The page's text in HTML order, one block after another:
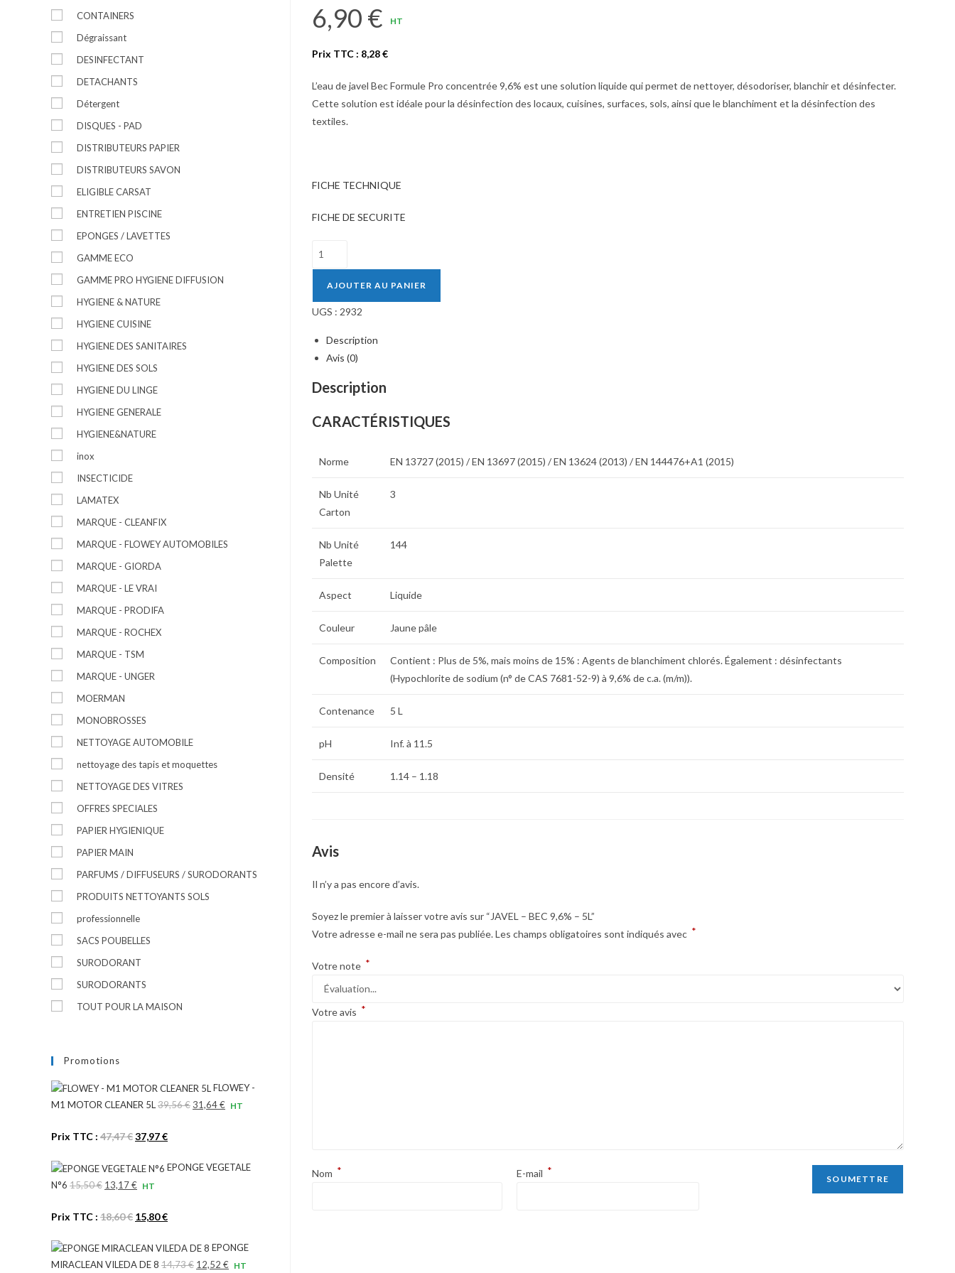
6,90 € HT
Prix TTC : 8,28€
L’eau de javel Bec Formule Pro concentrée 9,6% est une solution liquide qui permet de nettoyer, désodoriser, blanchir et désinfecter.
Cette solution est idéale pour la désinfection des locaux, cuisines, surfaces, sols, ainsi que le blanchiment et la désinfection des
textiles.
FICHE TECHNIQUE
FICHE DE SECURITE
quantité
JAVEL
-
BEC
9,6%
AJOUTER AU PANIER
UGS : 2932
Description
Avis (0)
Description
CARACTÉRISTIQUES
Norme EN 13727 (2015) / EN 13697 (2015) / EN 13624 (2013) / EN 144476+A1 (2015)
Nb Unité
Carton
3
Nb Unité
Palette
144
Aspect Liquide
Couleur Jaune pâle
Composition
Contient : Plus de 5%, mais moins de 15% : Agents de blanchiment chlorés. Également : désinfectants
(Hypochlorite de sodium (n° de CAS 7681-52-9) à 9,6% de c.a. (m/m)).
Contenance 5 L
pH Inf. à 11.5
Densité 1.14 – 1.18
Avis
Il n’y a pas encore d’avis.
Soyez le premier à laisser votre avis sur “JAVEL – BEC 9,6% – 5L”
Votre adresse e-mail ne sera pas publiée.Les champs obligatoires sont indiqués avec *
Votre note *
Votre avis *
Nom * E-mail *
CONTAINERS
Dégraissant
DESINFECTANT
DETACHANTS
Détergent
DISQUES - PAD
DISTRIBUTEURS PAPIER
DISTRIBUTEURS SAVON
ELIGIBLE CARSAT
ENTRETIEN PISCINE
EPONGES / LAVETTES
GAMME ECO
GAMME PRO HYGIENE DIFFUSION
HYGIENE & NATURE
HYGIENE CUISINE
HYGIENE DES SANITAIRES
HYGIENE DES SOLS
HYGIENE DU LINGE
HYGIENE GENERALE
HYGIENE&NATURE
inox
INSECTICIDE
LAMATEX
MARQUE - CLEANFIX
MARQUE - FLOWEY AUTOMOBILES
MARQUE - GIORDA
MARQUE - LE VRAI
MARQUE - PRODIFA
MARQUE - ROCHEX
MARQUE - TSM
MARQUE - UNGER
MOERMAN
MONOBROSSES
NETTOYAGE AUTOMOBILE
nettoyage des tapis et moquettes
NETTOYAGE DES VITRES
OFFRES SPECIALES
PAPIER HYGIENIQUE
PAPIER MAIN
PARFUMS / DIFFUSEURS / SURODORANTS
PRODUITS NETTOYANTS SOLS
professionnelle
SACS POUBELLES
SURODORANT
SURODORANTS
TOUT POUR LA MAISON
Promotions
FLOWEY -
M1 MOTOR CLEANER 5L39,56€ Le
31,64€LeHT
Prix TTC : 47,47€Le
initial
était :
37,97€Le
actuel
EPONGE VEGETALE
N°6 15,50€ Le
initial
13,17€Le
actuel
HT
Prix TTC : 18,60€ Le
initial
était :
15,80€Le
actuel
est :
EPONGE
MIRACLEAN VILEDA DE 8 14,73€ Le
12,52 €LeHT